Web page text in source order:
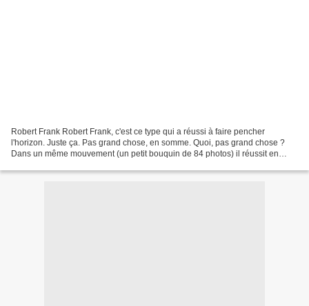
Robert Frank Robert Frank, c'est ce type qui a réussi à faire pencher
l'horizon. Juste ça. Pas grand chose, en somme. Quoi, pas grand chose ?
Dans un même mouvement (un petit bouquin de 84 photos) il réussit en